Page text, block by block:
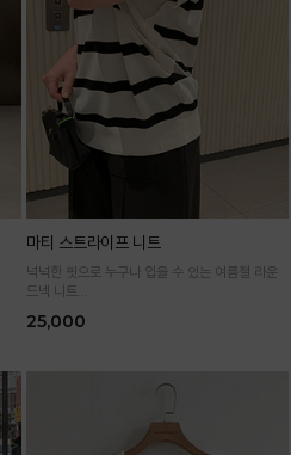
마티 스트라이프 니트
넉넉한 핏으로 누구나 입을 수 있는 여름철 라운
드넥 니트
입어요
25,000